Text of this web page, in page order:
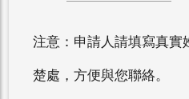
注意：申請人請填寫真實
楚處，方便與您聯絡。